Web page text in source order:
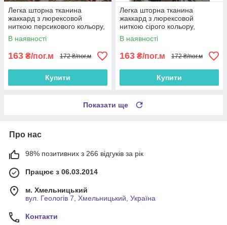
Легка шторна тканина
жаккард з люрексовой
ниткою персикового кольору,
ширина 1.5 м на метраж
(D26-11)
В наявності
163 ₴/пог.м 172 ₴/пог.м
Купити
Легка шторна тканина
жаккард з люрексовой
ниткою сірого кольору,
ширина 1.5 м на метраж
(D26-29)
В наявності
163 ₴/пог.м 172 ₴/пог.м
Купити
Показати ще
Про нас
98% позитивних з 266 відгуків за рік
Працює з 06.03.2014
м. Хмельницький
вул. Геологів 7, Хмельницький, Україна
Контакти